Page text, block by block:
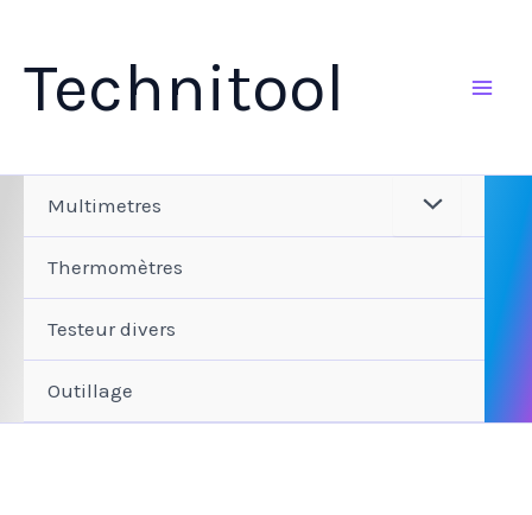
contenu
Technitool
Multimetres
Thermomètres
Testeur divers
Outillage